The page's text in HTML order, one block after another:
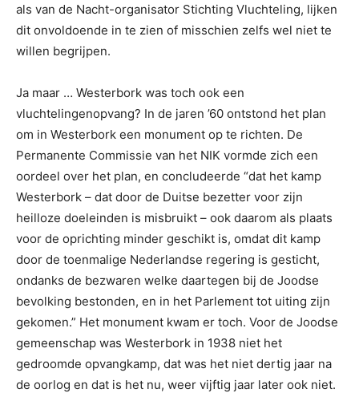
als van de Nacht-organisator Stichting Vluchteling, lijken
dit onvoldoende in te zien of misschien zelfs wel niet te
willen begrijpen.
Ja maar … Westerbork was toch ook een
vluchtelingenopvang? In de jaren ’60 ontstond het plan
om in Westerbork een monument op te richten. De
Permanente Commissie van het NIK vormde zich een
oordeel over het plan, en concludeerde “dat het kamp
Westerbork – dat door de Duitse bezetter voor zijn
heilloze doeleinden is misbruikt – ook daarom als plaats
voor de oprichting minder geschikt is, omdat dit kamp
door de toenmalige Nederlandse regering is gesticht,
ondanks de bezwaren welke daartegen bij de Joodse
bevolking bestonden, en in het Parlement tot uiting zijn
gekomen.” Het monument kwam er toch. Voor de Joodse
gemeenschap was Westerbork in 1938 niet het
gedroomde opvangkamp, dat was het niet dertig jaar na
de oorlog en dat is het nu, weer vijftig jaar later ook niet.